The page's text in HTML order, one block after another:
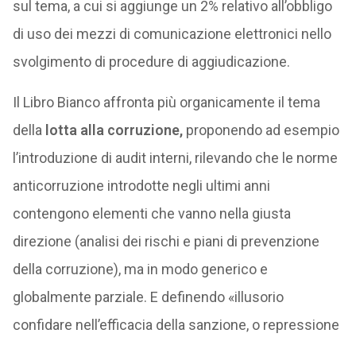
sul tema, a cui si aggiunge un 2% relativo all’obbligo
di uso dei mezzi di comunicazione elettronici nello
svolgimento di procedure di aggiudicazione.
Il Libro Bianco affronta più organicamente il tema
della lotta alla corruzione,proponendo ad esempio
l’introduzione di audit interni, rilevando che le norme
anticorruzione introdotte negli ultimi anni
contengono elementi che vanno nella giusta
direzione (analisi dei rischi e piani di prevenzione
della corruzione), ma in modo generico e
globalmente parziale. E definendo «illusorio
confidare nell’efficacia della sanzione, o repressione